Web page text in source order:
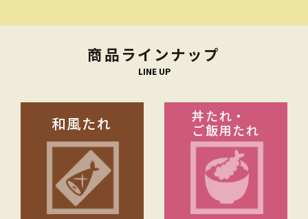
商品ラインナップ
LINE UP
和風たれ
丼たれ・
ご飯用たれ